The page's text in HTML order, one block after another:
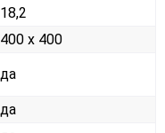
18,2
400 x 400
да
да